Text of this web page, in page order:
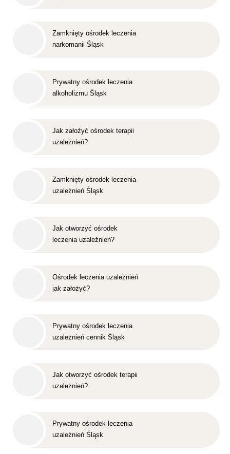
Zamknięty ośrodek leczenia
narkomanii Śląsk
Prywatny ośrodek leczenia
alkoholizmu Śląsk
Jak założyć ośrodek terapii
uzależnień?
Zamknięty ośrodek leczenia
uzależnień Śląsk
Jak otworzyć ośrodek
leczenia uzależnień?
Ośrodek leczenia uzależnień
jak założyć?
Prywatny ośrodek leczenia
uzależnień cennik Śląsk
Jak otworzyć ośrodek terapii
uzależnień?
Prywatny ośrodek leczenia
uzależnień Śląsk